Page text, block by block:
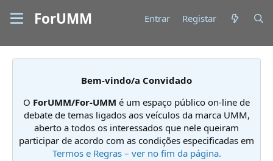
ForUMM Entrar Registar
Bem-vindo/a Convidado
O ForUMM/For-UMM é um espaço público on-line de
debate de temas ligados aos veículos da marca UMM,
aberto a todos os interessados que nele queiram
participar de acordo com as condições especificadas em
Termos e Regras – ver no fim da página.